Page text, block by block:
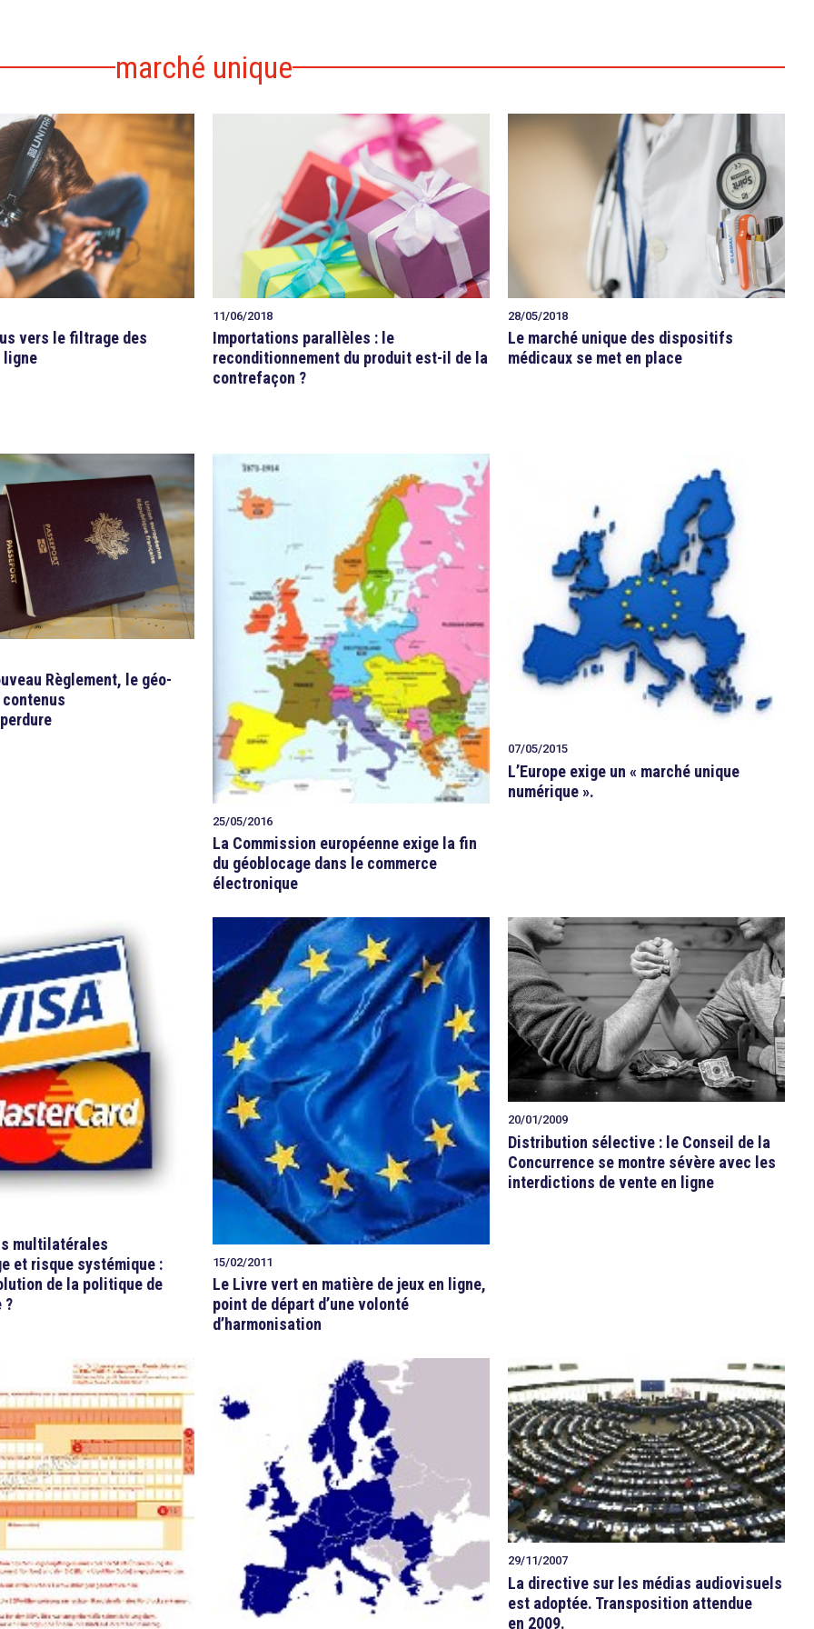
marché unique
vers le filtrage des
ligne
11/06/2018
Importations parallèles : le
reconditionnement du produit est-il de la
contrefaçon ?
28/05/2018
Le marché unique des dispositifs
médicaux se met en place
Règlement, le géo-
25/05/2016
La Commission européenne exige la fin
du géoblocage dans le commerce
électronique
07/05/2015
L’Europe exige un « marché unique
numérique ».
multilatérales
et risque systémique :
de la politique de
?
15/02/2011
Le Livre vert en matière de jeux en ligne,
point de départ d’une volonté
d’harmonisation
20/01/2009
Distribution sélective : le Conseil de la
Concurrence se montre sévère avec les
interdictions de vente en ligne
29/11/2007
La directive sur les médias audiovisuels
est adoptée. Transposition attendue
en 2009.